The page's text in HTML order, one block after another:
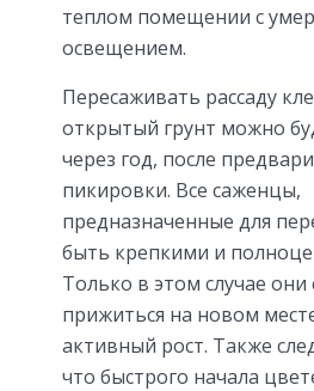
теплом помещении с
освещением.
Пересаживать рассаду
открытый грунт можно
через год, после
пикировки. Все саженцы,
предназначенные для
быть крепкими и
Только в этом случае они
прижиться на новом
активный рост. Также
что быстрого начала